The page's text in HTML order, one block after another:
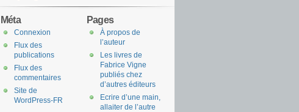
Pages
À propos de
l’auteur
Les livres de
Fabrice Vigne
publiés chez
d’autres éditeurs
Ecrire d’une main,
allaiter de l’autre
Méta
Connexion
Flux des
publications
Flux des
commentaires
Site de
WordPress-FR